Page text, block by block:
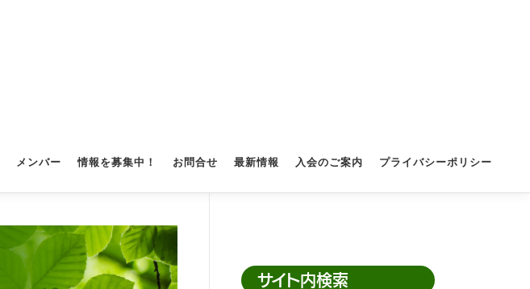
メンバー 情報を募集中！ お問合せ 最新情報 入会のご案内 プライバシーポリシー
サイト内検索